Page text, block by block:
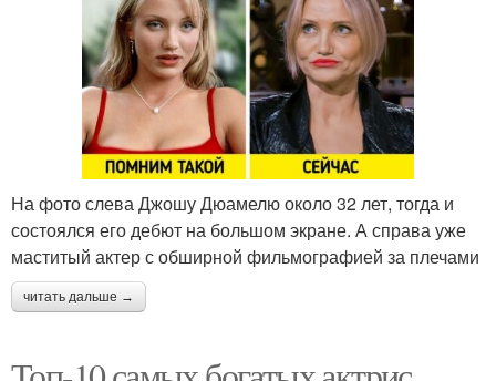
На фото слева Джошу Дюамелю около 32 лет, тогда и
состоялся его дебют на большом экране. А справа уже
маститый актер с обширной фильмографией за плечами
читать дальше →